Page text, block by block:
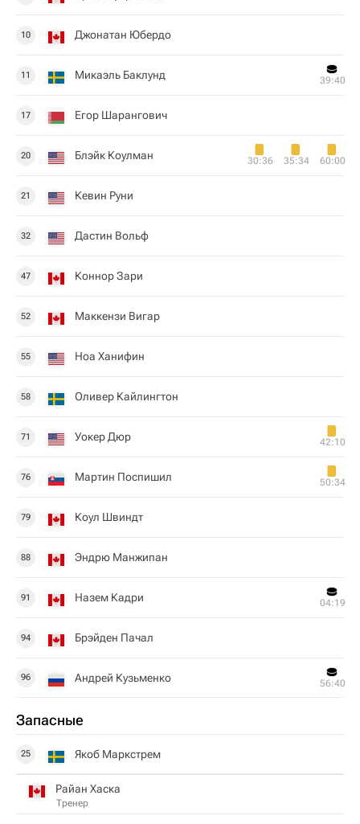
10 Джонатан Юбердо
11 Микаэль Баклунд 39:40
17 Егор Шарангович
20 Блэйк Коулман 30:36 35:34 60:00
21 Кевин Руни
32 Дастин Вольф
47 Коннор Зари
52 Маккензи Вигар
55 Ноа Ханифин
58 Оливер Кайлингтон
71 Уокер Дюр 42:10
76 Мартин Поспишил 50:34
79 Коул Швиндт
88 Эндрю Манжипан
91 Назем Кадри 04:19
94 Брэйден Пачал
96 Андрей Кузьменко 56:40
Запасные
25 Якоб Маркстрем
Райан Хаска
Тренер